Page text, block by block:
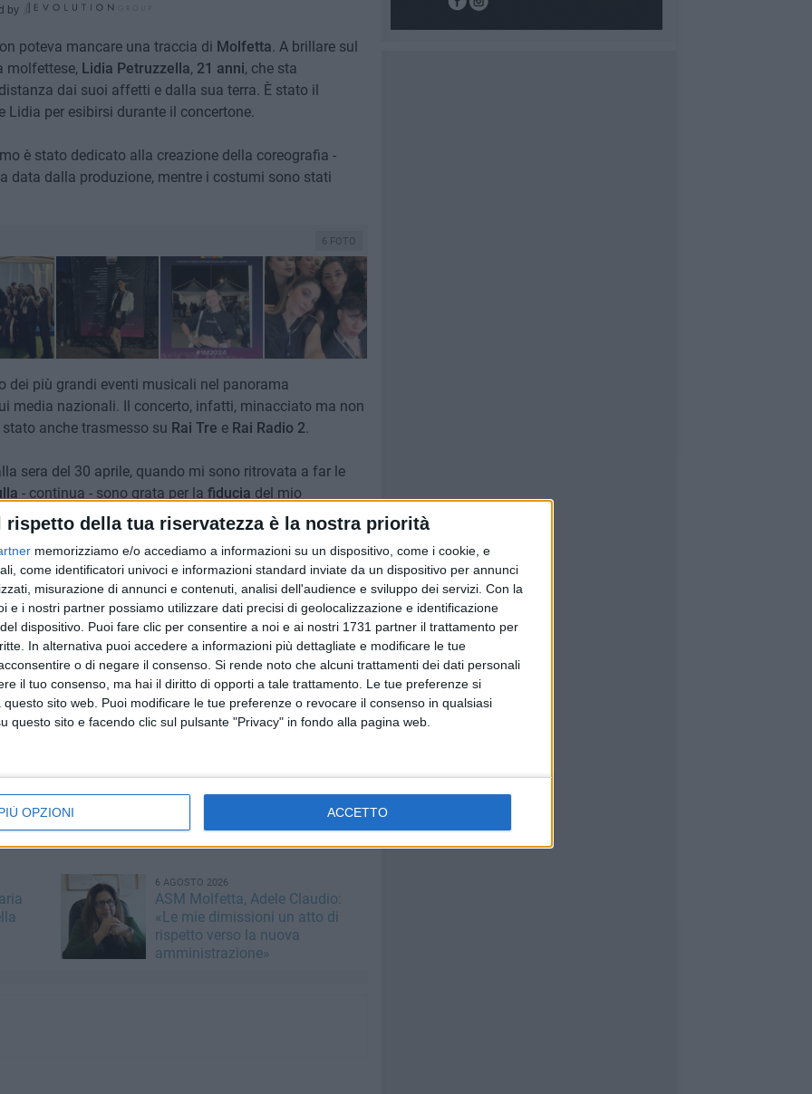
rispetto della tua riservatezza è la nostra priorità
memorizziamo e/o accediamo a informazioni su un dispositivo, come i cookie, e
come identificatori univoci e informazioni standard inviate da un dispositivo per annunci
misurazione di annunci e contenuti, analisi dell'audience e sviluppo dei servizi. Con la
e i nostri partner possiamo utilizzare dati precisi di geolocalizzazione e identificazione
dispositivo. Puoi fare clic per consentire a noi e ai nostri 1731 partner il trattamento per
In alternativa puoi accedere a informazioni più dettagliate e modificare le tue
o di negare il consenso. Si rende noto che alcuni trattamenti dei dati personali
il tuo consenso, ma hai il diritto di opporti a tale trattamento. Le tue preferenze si
sito web. Puoi modificare le tue preferenze o revocare il consenso in qualsiasi
questo sito e facendo clic sul pulsante "Privacy" in fondo alla pagina web.
OPZIONI ACCETTO
by
poteva mancare una traccia di Molfetta. A brillare sul
molfettese, Lidia Petruzzella, 21 anni, che sta
dai suoi affetti e dalla sua terra. È stato il
Lidia per esibirsi durante il concertone.
è stato dedicato alla creazione della coreografia -
data dalla produzione, mentre i costumi sono stati
6 FOTO
dei più grandi eventi musicali nel panorama
media nazionali. Il concerto, infatti, minacciato ma non
anche trasmesso su Rai Tre e Rai Radio 2.
sera del 30 aprile, quando mi sono ritrovata a far le
- continua - sono grata per la fiducia del mio
che faccio ogni giorno, lontana dalla mia famiglia,
nel cuore.
esibire per la prima volta in un corpo di ballo,
per il prezioso aiuto mostrato verso gli altri, ringrazio il
ci si rende conto davvero soltanto dopo averle
quante persone ci fossero a osservarmi -
sia stato incredibile».
6 AGOSTO 2026
ASM Molfetta, Adele Claudio:
«Le mie dimissioni un atto di
rispetto verso la nuova
amministrazione»